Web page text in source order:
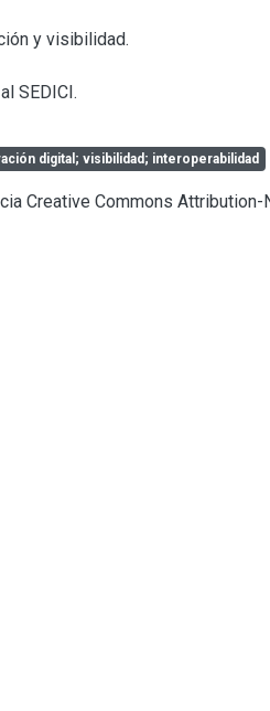
y visibilidad.
SEDICI.
digital; visibilidad; interoperabilidad
Creative Commons Attribution-